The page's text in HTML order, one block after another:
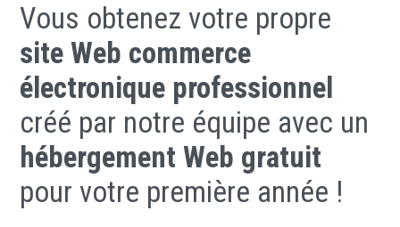
Vous obtenez votre propre
site Web commerce
électronique professionnel
créé par notre équipe avec un
hébergement Web gratuit
pour votre première année !